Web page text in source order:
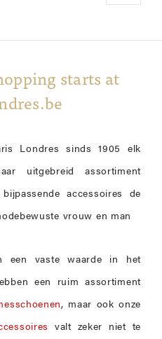
starts at
Londres sinds 1905 elk
uitgebreid assortiment
accessoires de
vrouw en man
een vaste waarde in het
een ruim assortiment
, maar ook onze
valt zeker niet te